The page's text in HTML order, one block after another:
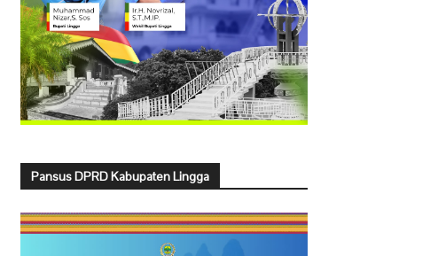
Pansus DPRD Kabupaten Lingga